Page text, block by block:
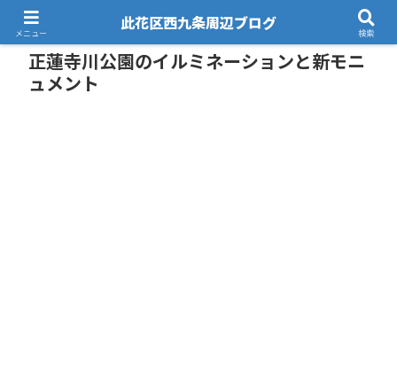
正蓮寺川公園のイルミネーションと新モニ
ュメント
メニュー
此花区西九条周辺ブログ
検索